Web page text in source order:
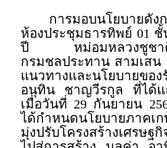
การมอบนโยบายดัง
ห้องประชุมธารทิพย์ 01 ชั้
ปี หม่อมหลวงชู
กรมชลประทาน สามเสน
แนวทางและนโยบายข
อนุทิน ชาญวีรกูล ที่ได้แ
เมื่อวันที่ 29 กันยายน
ได้กำหนดนโยบายภาคเ
มุ่งปรับโครงสร้างเศรษฐ